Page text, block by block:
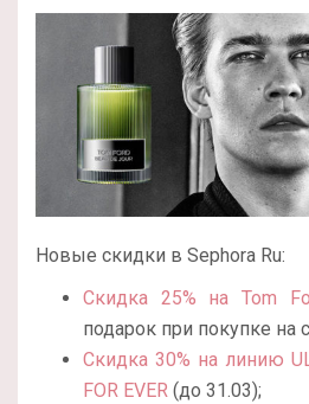
Новые скидки в Sephora Ru:
Скидка 25% на Tom
подарок при покупке на
Скидка 30% на линию
FOR EVER (до 31.03);